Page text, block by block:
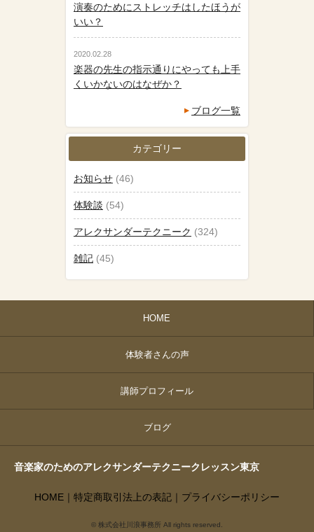
演奏のためにストレッチはしたほうが
いい？
2020.02.28
楽器の先生の指示通りにやっても上手
くいかないのはなぜか？
ブログ一覧
カテゴリー
お知らせ (46)
体験談 (54)
アレクサンダーテクニーク (324)
雑記 (45)
HOME
体験者さんの声
講師プロフィール
ブログ
音楽家のためのアレクサンダーテクニークレッスン東京
HOME 特定商取引法上の表記 プライバシーポリシー
© 株式会社川浪事務所 All rights reserved.